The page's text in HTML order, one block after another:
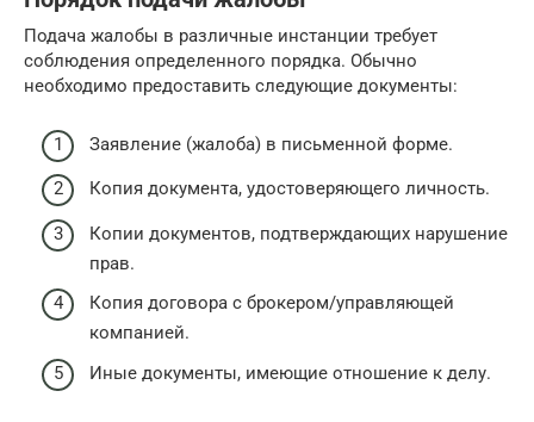
Подача жалобы в различные инстанции требует
соблюдения определенного порядка. Обычно
необходимо предоставить следующие документы:
Заявление (жалоба) в письменной форме.
Копия документа, удостоверяющего личность.
Копии документов, подтверждающих нарушение
прав.
Копия договора с брокером/управляющей
компанией.
Иные документы, имеющие отношение к делу.